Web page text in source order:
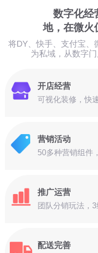
数字化经
地，在微火
将DY、快手、支付宝、
为私域，从数字
开店经营
可视化装修，快
营销活动
50多种营销组件
推广运营
团队分销玩法，
配送完善